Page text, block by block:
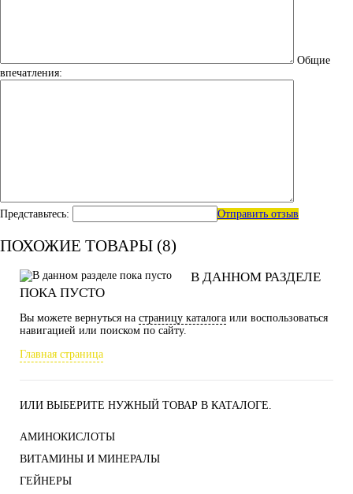
Общие
впечатления:
Представьтесь: Отправить отзыв
ПОХОЖИЕ ТОВАРЫ (8)
В ДАННОМ РАЗДЕЛЕ
ПОКА ПУСТО
Вы можете вернуться на страницу каталога или воспользоваться
навигацией или поиском по сайту.
Главная страница
ИЛИ ВЫБЕРИТЕ НУЖНЫЙ ТОВАР В КАТАЛОГЕ.
АМИНОКИСЛОТЫ
ВИТАМИНЫ И МИНЕРАЛЫ
ГЕЙНЕРЫ